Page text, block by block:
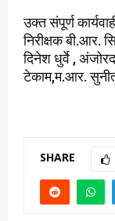
उक्त संपूर्ण
निरीक्षक बी.आर.
दिनेश धुर्वे ,
टेकाम,म.आर.
SHARE